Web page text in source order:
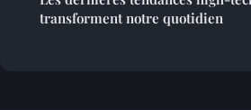
transforment notre quotidien